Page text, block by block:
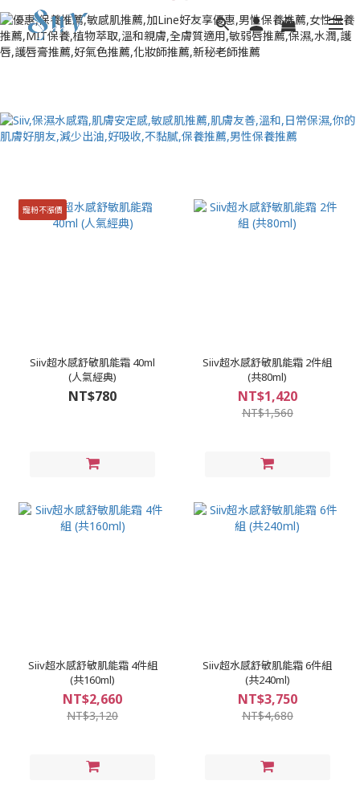
寵粉不漲價
Siiv超水感舒敏肌能霜 40ml
(人氣經典)
NT$780
Siiv超水感舒敏肌能霜 2件組
(共80ml)
NT$1,420
NT$1,560
Siiv超水感舒敏肌能霜 4件組
(共160ml)
NT$2,660
NT$3,120
Siiv超水感舒敏肌能霜 6件組
(共240ml)
NT$3,750
NT$4,680